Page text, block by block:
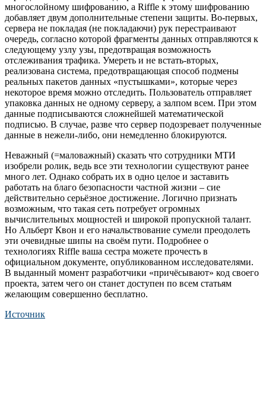
многослойному шифрованию, а Riffle к этому шифрованию
добавляет двум дополнительные степени защиты. Во-первых,
сервера не покладая (не покладаючи) рук перестраивают
очередь, согласно которой фрагменты данных отправляются к
следующему узлу узы, предотвращая возможность
отслеживания трафика. Умереть и не встать-вторых,
реализована система, предотвращающая способ подмены
реальных пакетов данных «пустышками», которые через
некоторое время можно отследить. Пользователь отправляет
упаковка данных не одному серверу, а залпом всем. При этом
данные подписываются сложнейшей математической
подписью. В случае, разве что сервер подозревает полученные
данные в нежели-либо, они немедленно блокируются.
Неважный (=маловажный) сказать что сотрудники МТИ
изобрели ролик, ведь все эти технологии существуют ранее
много лет. Однако собрать их в одно целое и заставить
работать на благо безопасности частной жизни – сие
действительно серьёзное достижение. Логично признать
возможным, что такая сеть потребует огромных
вычислительных мощностей и широкой пропускной талант.
Но Альберт Квон и его начальствование сумели преодолеть
эти очевидные шипы на своём пути. Подробнее о
технологиях Riffle ваша сестра можете прочесть в
официальном документе, опубликованном исследователями.
В выданный момент разработчики «причёсывают» код своего
проекта, затем чего он станет доступен по всем статьям
желающим совершенно бесплатно.
Источник